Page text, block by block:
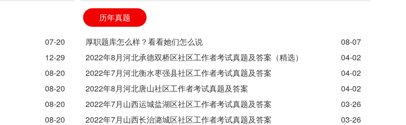
07-20
12-29
08-20
08-20
08-20
08-20
历年真题
厚职题库怎么样？看看她们怎么说
08-07
2022年8月河北承德双桥区社区工作者考试真题及答案（精选）
04-02
2022年7月河北衡水枣强县社区工作者考试真题及答案
04-02
2022年8月河北唐山社区工作者考试真题及答案
04-02
2022年7月山西运城盐湖区社区工作者考试真题及答案
03-26
2022年7月山西长治潞城区社区工作者考试真题及答案
03-26